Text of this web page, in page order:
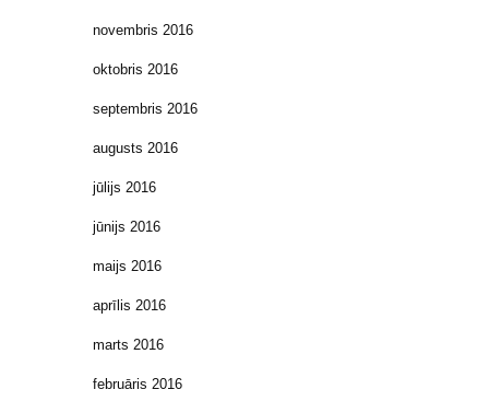
novembris 2016
oktobris 2016
septembris 2016
augusts 2016
jūlijs 2016
jūnijs 2016
maijs 2016
aprīlis 2016
marts 2016
februāris 2016